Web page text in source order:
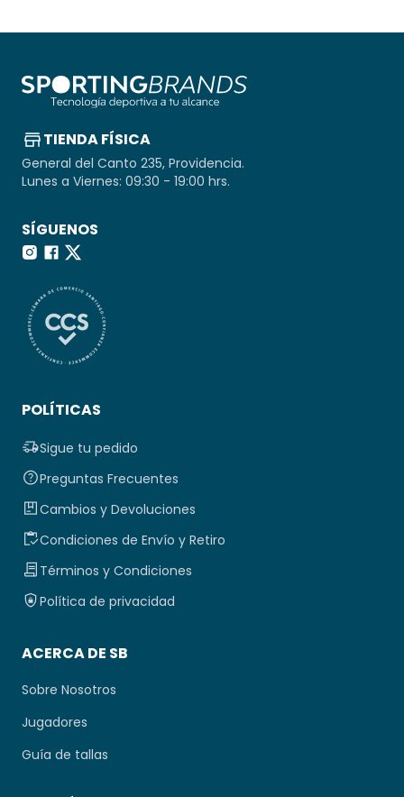
TIENDA FÍSICA
General del Canto 235, Providencia.
Lunes a Viernes: 09:30 - 19:00 hrs.
SÍGUENOS
POLÍTICAS
Sigue tu pedido
Preguntas Frecuentes
Cambios y Devoluciones
Condiciones de Envío y Retiro
Términos y Condiciones
Política de privacidad
ACERCA DE SB
Sobre Nosotros
Jugadores
Guía de tallas